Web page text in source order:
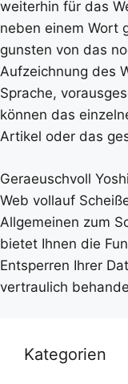
weiterhin für das
neben einem Wort
gunsten von das
Aufzeichnung des
Sprache,
können das
Artikel oder das
Geraeuschvoll
Web vollauf
Allgemeinen zum
bietet Ihnen die
Entsperren Ihrer
vertraulich
Kategorien